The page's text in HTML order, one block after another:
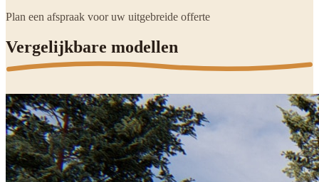
Plan een afspraak voor uw uitgebreide offerte
Vergelijkbare modellen